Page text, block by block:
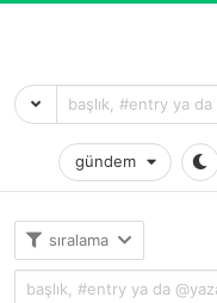
gündem
sıralama